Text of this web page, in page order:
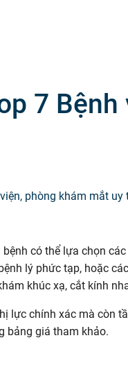
7 Bệnh
phòng khám mắt uy
có thể lựa chọn
lý phức tạp, hoặc
khúc xạ, cắt kính
lực chính xác mà còn
bảng giá tham khảo.